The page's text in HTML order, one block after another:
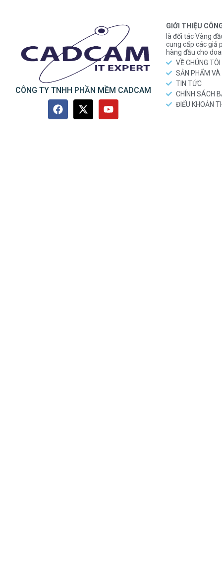
CÔNG TY TNHH PHẦN MỀM CADCAM
GIỚI THIỆU
là đối tác Vàng
cung cấp các giả
hàng đầu cho
VỀ CHÚNG TÔI
SẢN PHẨM VÀ
TIN TỨC
CHÍNH SÁCH
ĐIỂU KHOẢN